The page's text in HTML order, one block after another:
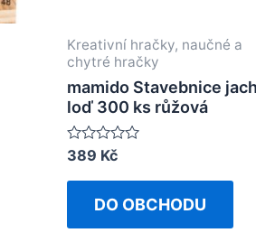
Kreativní hračky, naučné a
chytré hračky
mamido Stavebnice
loď 300 ks růžová
Rated
0
out
389 Kč
DO OBCHODU